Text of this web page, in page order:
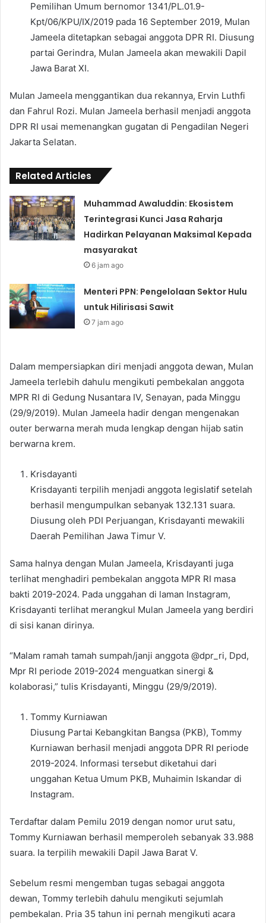
Pemilihan Umum bernomor 1341/PL.01.9-
Kpt/06/KPU/IX/2019 pada 16 September 2019, Mulan
Jameela ditetapkan sebagai anggota DPR RI. Diusung
partai Gerindra, Mulan Jameela akan mewakili Dapil
Jawa Barat XI.
Mulan Jameela menggantikan dua rekannya, Ervin Luthfi
dan Fahrul Rozi. Mulan Jameela berhasil menjadi anggota
DPR RI usai memenangkan gugatan di Pengadilan Negeri
Jakarta Selatan.
Related Articles
Muhammad Awaluddin: Ekosistem
Terintegrasi Kunci Jasa Raharja
Hadirkan Pelayanan Maksimal Kepada
masyarakat
6 jam ago
Menteri PPN: Pengelolaan Sektor Hulu
untuk Hilirisasi Sawit
7 jam ago
Dalam mempersiapkan diri menjadi anggota dewan, Mulan
Jameela terlebih dahulu mengikuti pembekalan anggota
MPR RI di Gedung Nusantara IV, Senayan, pada Minggu
(29/9/2019). Mulan Jameela hadir dengan mengenakan
outer berwarna merah muda lengkap dengan hijab satin
berwarna krem.
Krisdayanti
Krisdayanti terpilih menjadi anggota legislatif setelah
berhasil mengumpulkan sebanyak 132.131 suara.
Diusung oleh PDI Perjuangan, Krisdayanti mewakili
Daerah Pemilihan Jawa Timur V.
Sama halnya dengan Mulan Jameela, Krisdayanti juga
terlihat menghadiri pembekalan anggota MPR RI masa
bakti 2019-2024. Pada unggahan di laman Instagram,
Krisdayanti terlihat merangkul Mulan Jameela yang berdiri
di sisi kanan dirinya.
“Malam ramah tamah sumpah/janji anggota @dpr_ri, Dpd,
Mpr RI periode 2019-2024 menguatkan sinergi &
kolaborasi,” tulis Krisdayanti, Minggu (29/9/2019).
Tommy Kurniawan
Diusung Partai Kebangkitan Bangsa (PKB), Tommy
Kurniawan berhasil menjadi anggota DPR RI periode
2019-2024. Informasi tersebut diketahui dari
unggahan Ketua Umum PKB, Muhaimin Iskandar di
Instagram.
Terdaftar dalam Pemilu 2019 dengan nomor urut satu,
Tommy Kurniawan berhasil memperoleh sebanyak 33.988
suara. Ia terpilih mewakili Dapil Jawa Barat V.
Sebelum resmi mengemban tugas sebagai anggota
dewan, Tommy terlebih dahulu mengikuti sejumlah
pembekalan. Pria 35 tahun ini pernah mengikuti acara